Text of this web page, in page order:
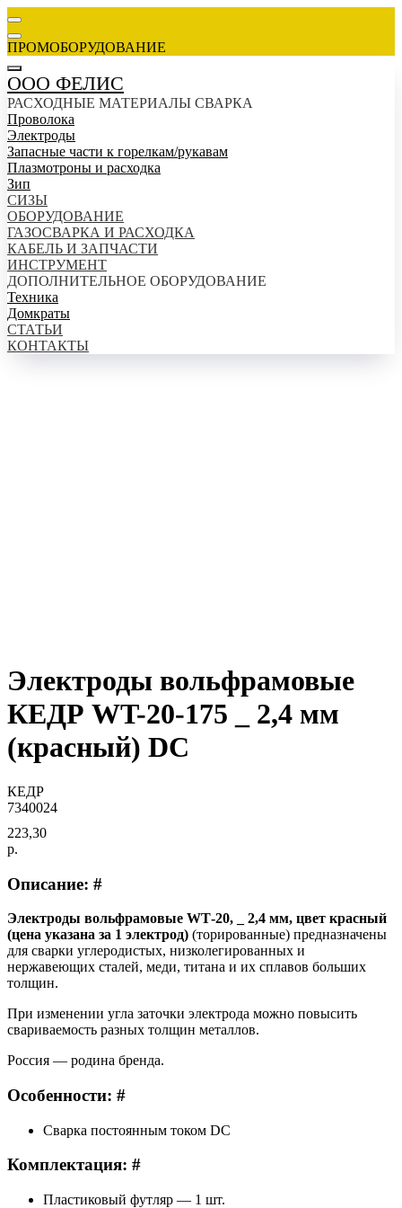
ПРОМОБОРУДОВАНИЕ
ООО ФЕЛИС
РАСХОДНЫЕ МАТЕРИАЛЫ СВАРКА
Проволока
Электроды
Запасные части к горелкам/рукавам
Плазмотроны и расходка
Зип
СИЗЫ
ОБОРУДОВАНИЕ
ГАЗОСВАРКА И РАСХОДКА
КАБЕЛЬ И ЗАПЧАСТИ
ИНСТРУМЕНТ
ДОПОЛНИТЕЛЬНОЕ ОБОРУДОВАНИЕ
Техника
Домкраты
СТАТЬИ
КОНТАКТЫ
Электроды вольфрамовые
КЕДР WT-20-175 _ 2,4 мм
(красный) DC
КЕДР
7340024
223,30
р.
Описание: #
Электроды вольфрамовые WТ-20, _ 2,4 мм, цвет красный
(цена указана за 1 электрод) (торированные) предназначены
для сварки углеродистых, низколегированных и
нержавеющих сталей, меди, титана и их сплавов больших
толщин.
При изменении угла заточки электрода можно повысить
свариваемость разных толщин металлов.
Россия — родина бренда.
Особенности: #
Сварка постоянным током DC
Комплектация: #
Пластиковый футляр — 1 шт.